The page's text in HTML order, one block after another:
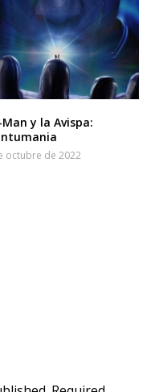
y la Avispa:
octubre de 2022